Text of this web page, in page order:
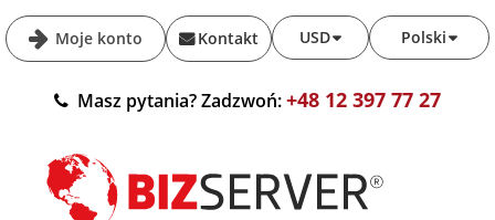
Moje konto Polski
USD
Kontakt
Masz pytania? Zadzwoń:+48 12 397 77 27